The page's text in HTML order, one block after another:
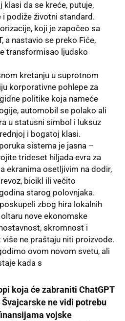
da se kreće, putuje,
podiže životni standard.
koji je započeo sa
a nastavio se preko Fiće,
transformisao ljudsko
kretanju u suprotnom
korporativne pohlepe za
politike koja nameće
automobil se polako ali
u statusni simbol i luksuz
i bogatoj klasi.
sistema je jasna –
trideset hiljada evra za
ekranima osetljivim na dodir,
bicikl ili večito
starog polovnjaka.
zbog hira lokalnih
nove ekonomske
skromnost i
ne praštaju niti proizvode.
ovom novom svetu, ali
kada s
koja će zabraniti ChatGPT
ne vidi potrebu
vojske